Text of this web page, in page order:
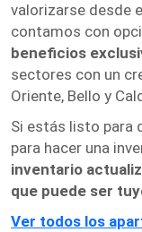
valorizarse desde
contamos con
beneficios
sectores con un
Oriente, Bello y
Si estás listo para
para hacer una
inventario
que puede ser
Ver todos los